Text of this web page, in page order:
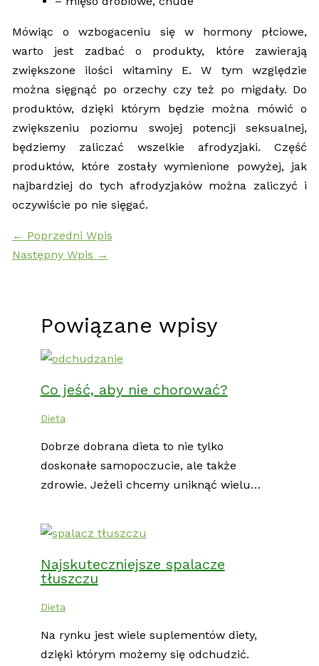
Mówiąc o wzbogaceniu się w hormony płciowe,
warto jest zadbać o produkty, które zawierają
zwiększone ilości witaminy E. W tym względzie
można sięgnąć po orzechy czy też po migdały. Do
produktów, dzięki którym będzie można mówić o
zwiększeniu poziomu swojej potencji seksualnej,
będziemy zaliczać wszelkie afrodyzjaki. Część
produktów, które zostały wymienione powyżej, jak
najbardziej do tych afrodyzjaków można zaliczyć i
oczywiście po nie sięgać.
← Poprzedni Wpis
Następny Wpis →
Powiązane wpisy
Co jeść, aby nie chorować?
Dieta
Dobrze dobrana dieta to nie tylko
doskonałe samopoczucie, ale także
zdrowie. Jeżeli chcemy uniknąć wielu…
Najskuteczniejsze spalacze
tłuszczu
Dieta
Na rynku jest wiele suplementów diety,
dzięki którym możemy się odchudzić.